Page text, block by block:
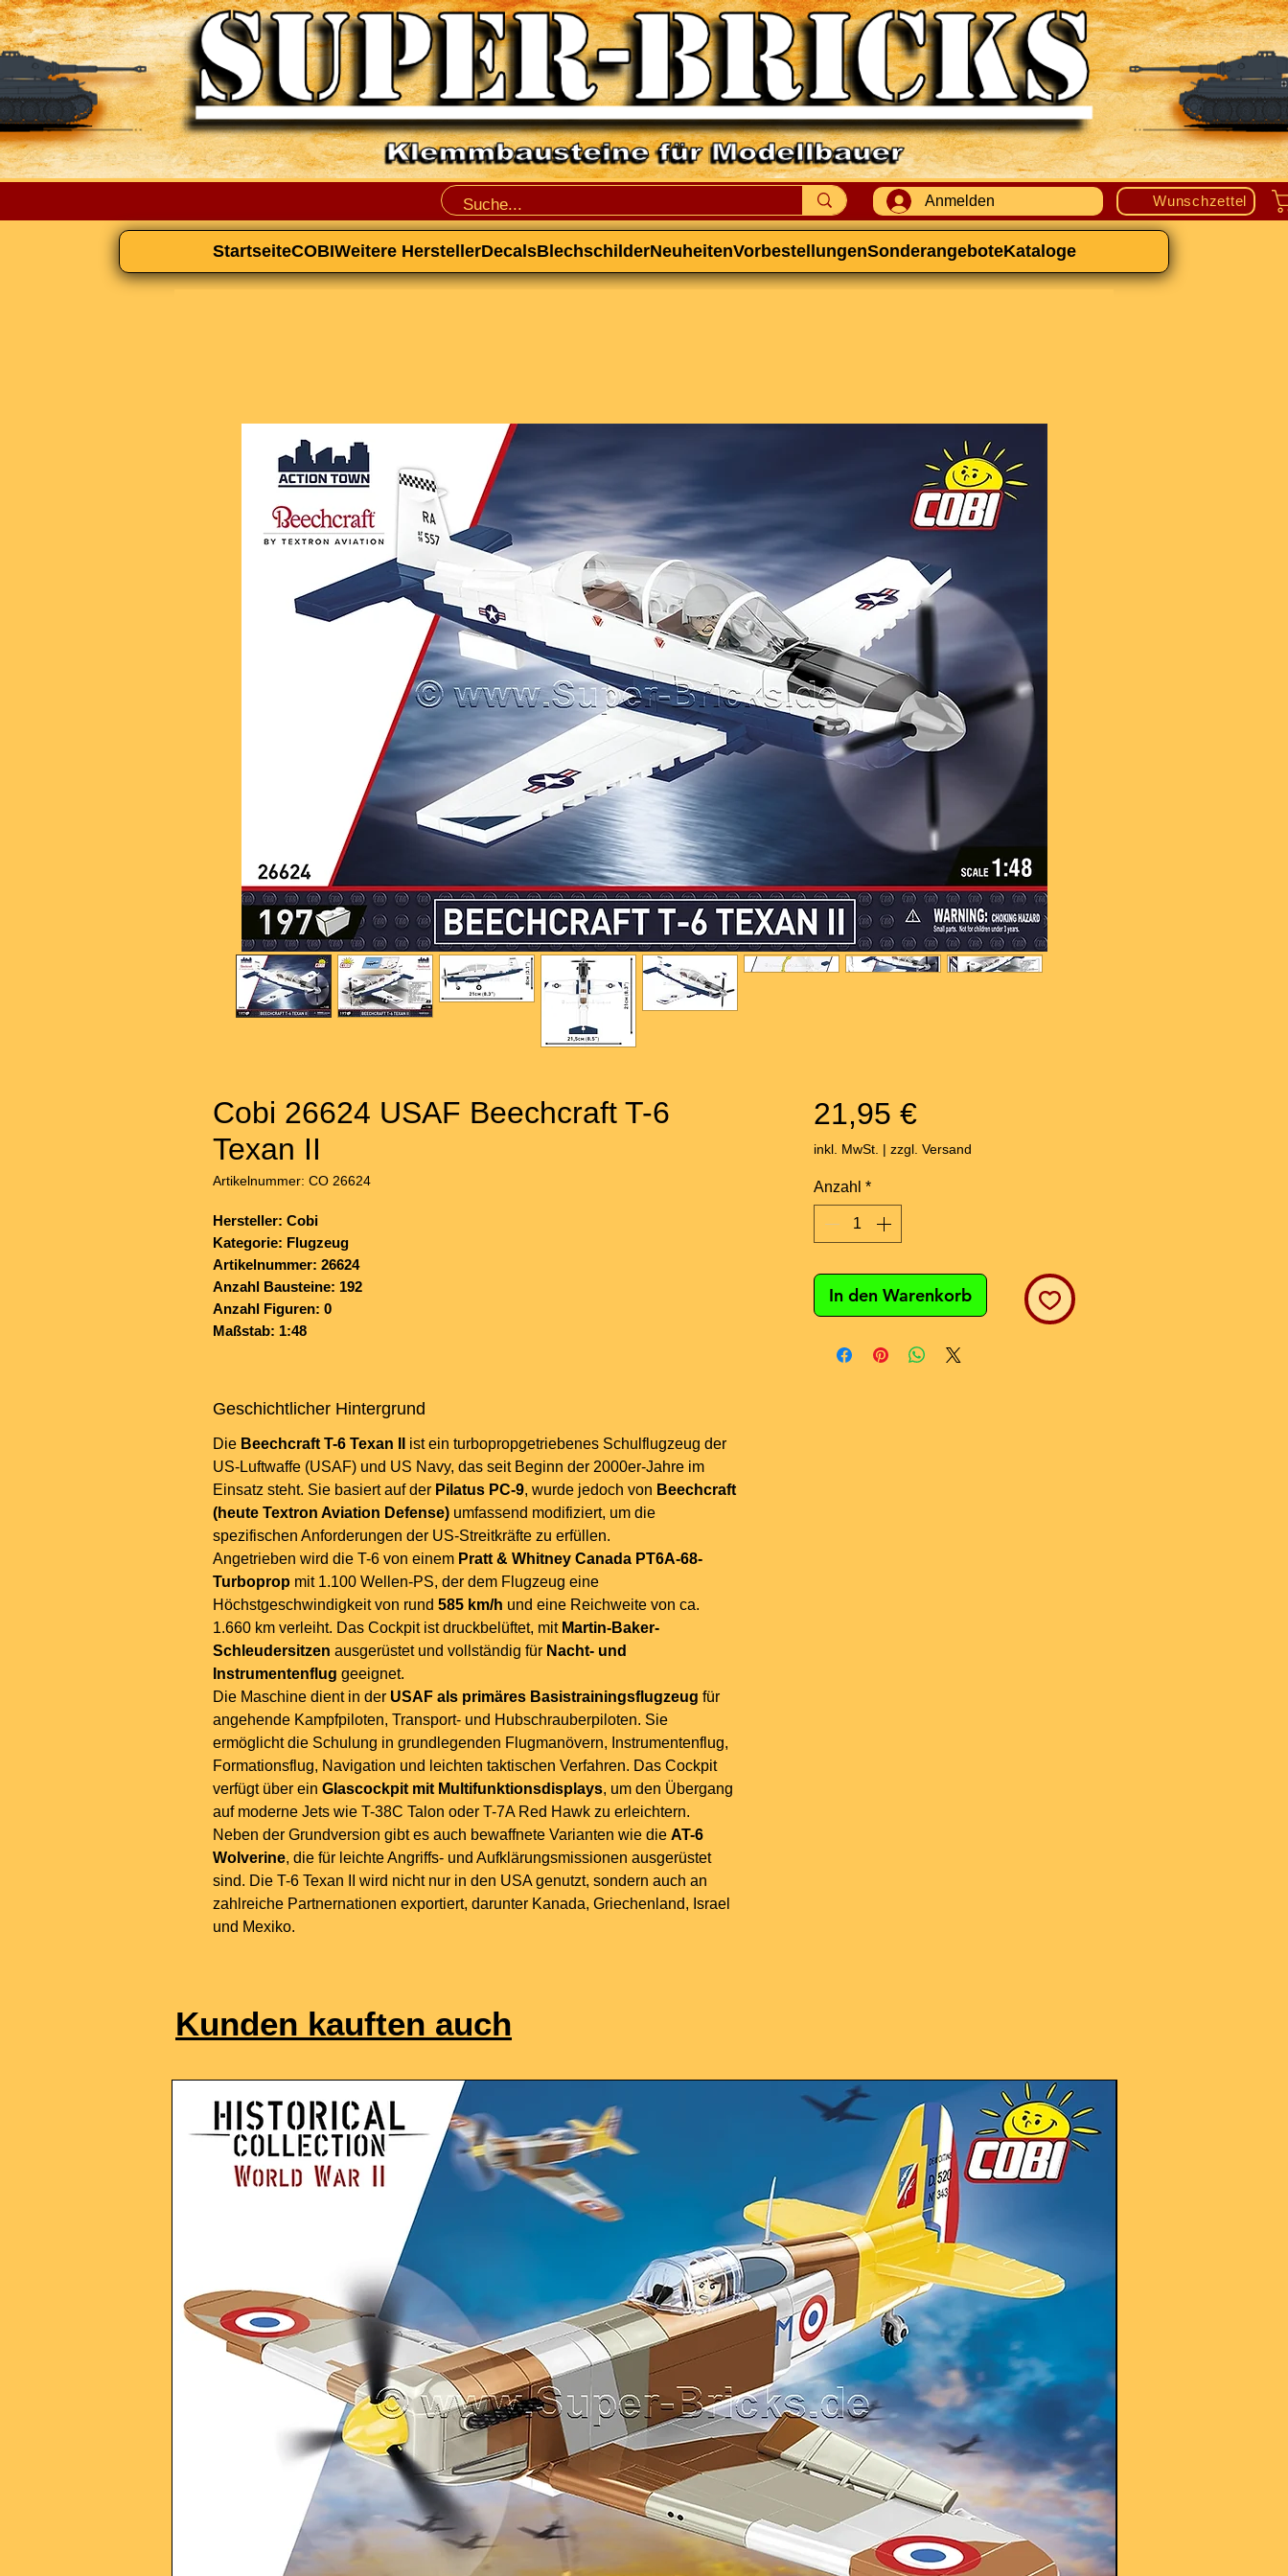
Anmelden Wunschzettel
StartseiteCOBIWeitere HerstellerDecalsBlechschilderNeuheitenVorbestellungenSonderangeboteKataloge
Cobi 26624 USAF Beechcraft T-6
Texan II
Artikelnummer: CO 26624
Hersteller: Cobi
Kategorie: Flugzeug
Artikelnummer: 26624
Anzahl Bausteine: 192
Anzahl Figuren: 0
Maßstab: 1:48
Geschichtlicher Hintergrund
Die Beechcraft T-6 Texan II
ist ein turbopropgetriebenes Schulflugzeug der
US-Luftwaffe (USAF) und US Navy, das seit Beginn der 2000er-Jahre im
Einsatz steht. Sie basiert auf der Pilatus PC-9, wurde jedoch von Beechcraft
(heute Textron Aviation Defense) umfassend modifiziert, um die
spezifischen Anforderungen der US-Streitkräfte zu erfüllen.
Angetrieben wird die T-6 von einem Pratt & Whitney Canada PT6A-68-
Turboprop mit 1.100 Wellen-PS, der dem Flugzeug eine
Höchstgeschwindigkeit von rund 585 km/h und eine Reichweite von ca.
1.660 km verleiht. Das Cockpit ist druckbelüftet, mit Martin-Baker-
Schleudersitzen ausgerüstet und vollständig für Nacht- und
Instrumentenflug geeignet.
Die Maschine dient in der USAF als primäres Basistrainingsflugzeug für
angehende Kampfpiloten, Transport- und Hubschrauberpiloten. Sie
ermöglicht die Schulung in grundlegenden Flugmanövern, Instrumentenflug,
Formationsflug, Navigation und leichten taktischen Verfahren. Das Cockpit
verfügt über ein Glascockpit mit Multifunktionsdisplays, um den Übergang
auf moderne Jets wie T-38C Talon oder T-7A Red Hawk zu erleichtern.
Neben der Grundversion gibt es auch bewaffnete Varianten wie die AT-6
Wolverine, die für leichte Angriffs- und Aufklärungsmissionen ausgerüstet
sind. Die T-6 Texan II wird nicht nur in den USA genutzt, sondern auch an
zahlreiche Partnernationen exportiert, darunter Kanada, Griechenland, Israel
und Mexiko.
21,95 €Preis
inkl. MwSt. | zzgl. Versand
Anzahl *
In den Warenkorb
Kunden kauften auch